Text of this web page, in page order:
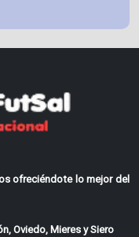
ofreciéndote lo mejor del
Oviedo, Mieres y Siero